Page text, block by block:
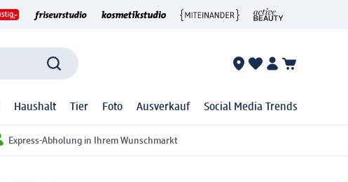
Haushalt Tier Foto Ausverkauf Social Media Trends
Express-Abholung in Ihrem Wunschmarkt